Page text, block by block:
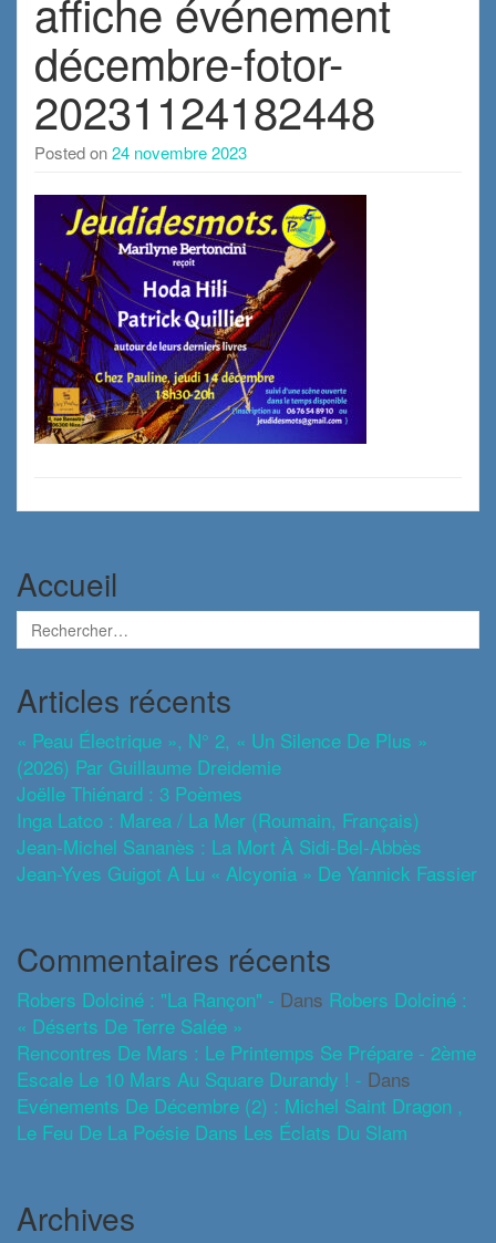
affiche événement
décembre-fotor-
20231124182448
Posted on24 novembre 2023
Accueil
Articles récents
« Peau Électrique », N° 2, « Un Silence De Plus »
(2026) Par Guillaume Dreidemie
Joëlle Thiénard : 3 Poèmes
Inga Latco : Marea / La Mer (roumain, Français)
Jean-Michel Sananès : La Mort À Sidi-Bel-Abbès
Jean-Yves Guigot A Lu « Alcyonia » De Yannick Fassier
Commentaires récents
Robers Dolciné : "La Rançon" - Dans Robers Dolciné :
« Déserts De Terre Salée »
Rencontres De Mars : Le Printemps Se Prépare - 2ème
Escale Le 10 Mars Au Square Durandy ! - Dans
Evénements De Décembre (2) : Michel Saint Dragon ,
Le Feu De La Poésie Dans Les Éclats Du Slam
Archives